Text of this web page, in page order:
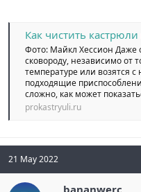
Как чистить
Фото: Майкл Хессион Даже
сковороду, независимо от
температуре или возятся
подходящие
сложно, как может
prokastryuli.ru
21 May 2022
bananwerc